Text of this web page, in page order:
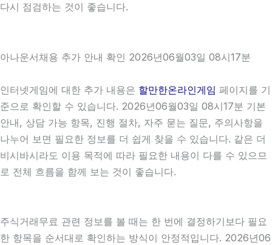
다시 점검하는 것이 좋습니다.
아나운서채용 추가 안내 확인 2026년06월03일 08시17분
인터넷게임에 대한 추가 내용은 할만한온라인게임 페이지를 기
준으로 확인할 수 있습니다. 2026년06월03일 08시17분 기본
안내, 상담 가능 항목, 진행 절차, 자주 묻는 질문, 주의사항을
나누어 보면 필요한 정보를 더 쉽게 찾을 수 있습니다. 같은 더
비시바시라도 이용 목적에 따라 필요한 내용이 다를 수 있으므
로 전체 흐름을 함께 보는 것이 좋습니다.
주식거래무료 관련 정보를 볼 때는 한 번에 결정하기보다 필요
한 항목을 순서대로 확인하는 방식이 안정적입니다. 2026년06